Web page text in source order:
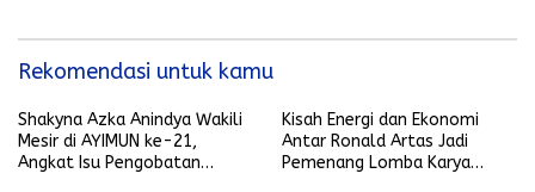
Rekomendasi untuk kamu
Shakyna Azka Anindya Wakili
Mesir di AYIMUN ke-21,
Angkat Isu Pengobatan
Kisah Energi dan Ekonomi
Antar Ronald Artas Jadi
Pemenang Lomba Karya